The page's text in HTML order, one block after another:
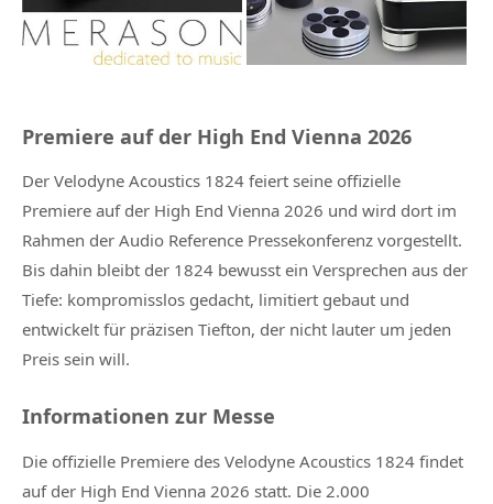
Premiere auf der High End Vienna 2026
Der Velodyne Acoustics 1824 feiert seine offizielle
Premiere auf der High End Vienna 2026 und wird dort im
Rahmen der Audio Reference Pressekonferenz vorgestellt.
Bis dahin bleibt der 1824 bewusst ein Versprechen aus der
Tiefe: kompromisslos gedacht, limitiert gebaut und
entwickelt für präzisen Tiefton, der nicht lauter um jeden
Preis sein will.
Informationen zur Messe
Die offizielle Premiere des Velodyne Acoustics 1824 findet
auf der High End Vienna 2026 statt. Die 2.000